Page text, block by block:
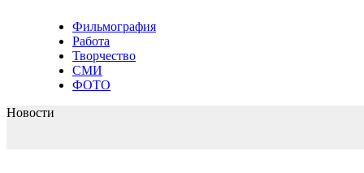
Фильмография
Работа
Творчество
СМИ
ФОТО
Новости